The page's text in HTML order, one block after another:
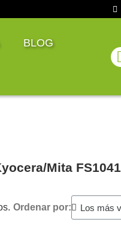
BLOG
Mita FS1041
Ordenar por: